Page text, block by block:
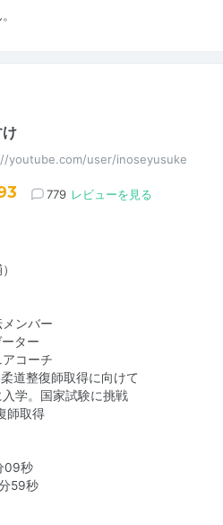
youtube.com/user/inoseyusuke
779 レビューを見る
ンバー
ター
コーチ
道整復師取得に向けて
学。国家試験に挑戦
師取得
09秒
59秒